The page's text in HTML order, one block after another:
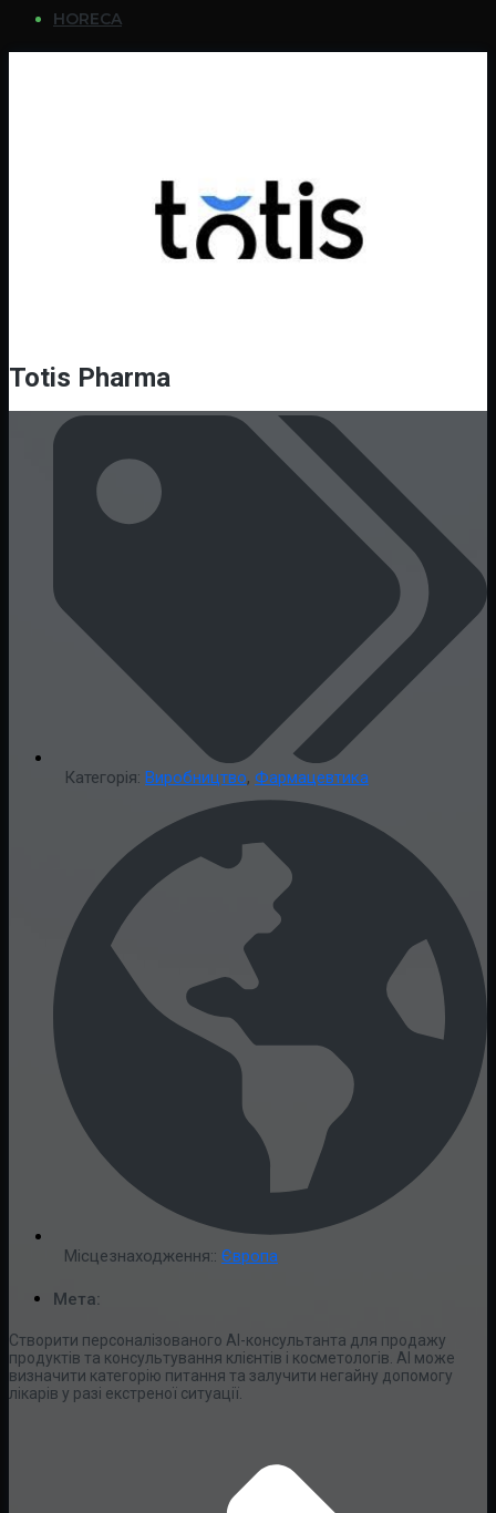
HORECA
Totis Pharma
Категорія: Виробництво, Фармацевтика
Місцезнаходження:: Європа
Мета:
Створити персоналізованого AI-консультанта для продажу
продуктів та консультування клієнтів і косметологів. AI може
визначити категорію питання та залучити негайну допомогу
лікарів у разі екстреної ситуації.